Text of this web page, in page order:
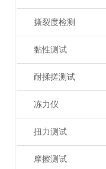
撕裂度检测
黏性测试
耐揉搓测试
冻力仪
扭力测试
摩擦测试